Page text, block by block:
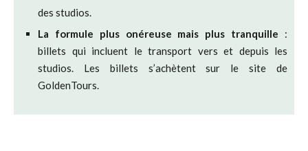
des studios.
La formule plus onéreuse mais plus tranquille :
billets qui incluent le transport vers et depuis les
studios. Les billets s’achètent sur le site de
GoldenTours.